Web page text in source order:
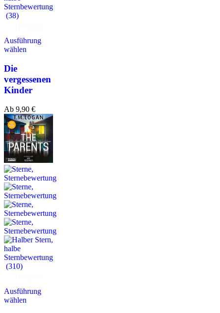
(38)
Ausführung
wählen
Die
vergessenen
Kinder
Ab 9,90 €
(310)
Ausführung
wählen